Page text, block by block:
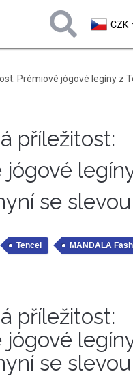
CZK
Prémiové jógové legíny z
příležitost:
jógové
se slevou
Tencel MANDALA
příležitost:
jógové
se slevou